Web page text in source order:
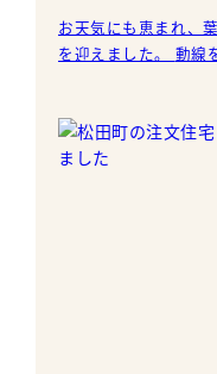
お天気にも恵まれ、
を迎えました。 動線を考えられ、ライフスタイルに合わ